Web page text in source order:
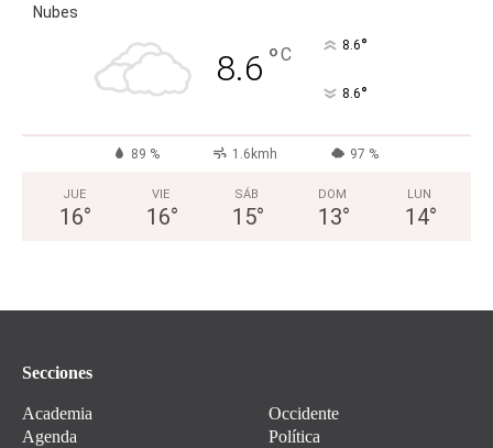
Nubes
8.6 °C 8.6°
8.6°
89 % 1.6kmh 97 %
JUE
16°
VIE
16°
SÁB
15°
DOM
13°
LUN
14°
Secciones
Academia
Agenda
Occidente
Política